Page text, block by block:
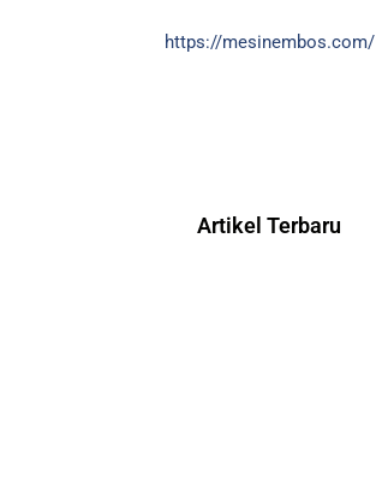
https://mesinembos.com/
Artikel Terbaru